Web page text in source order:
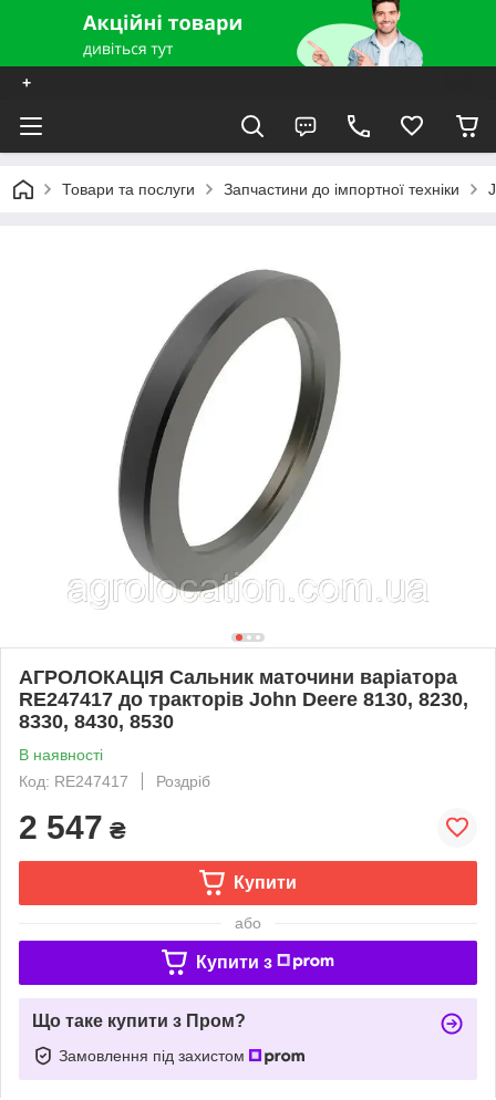
+
Товари та послуги Запчастини до імпортної техніки
АГРОЛОКАЦІЯ Сальник маточини варіатора
RE247417 до тракторів John Deere 8130, 8230,
8330, 8430, 8530
В наявності
Код: RE247417
Роздріб
2 547 ₴
Купити
або
Купити з
Що таке купити з Пром?
Замовлення під захистом